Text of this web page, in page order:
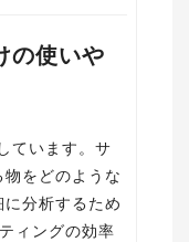
の使いや
ています。サ
をどのような
分析するため
ィングの効率